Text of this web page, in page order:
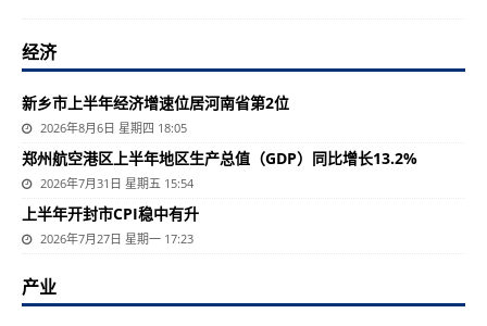
经济
新乡市上半年经济增速位居河南省第2位
2026年8月6日 星期四 18:05
郑州航空港区上半年地区生产总值（GDP）同比增长13.2%
2026年7月31日 星期五 15:54
上半年开封市CPI稳中有升
2026年7月27日 星期一 17:23
产业